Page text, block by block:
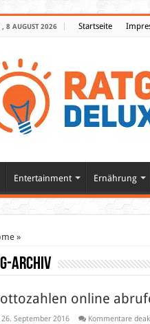
, 8 AUGUST 2026 Startseite
Entertainment Ernährung
»
Archiv
online
26. September 2016 Kommentare